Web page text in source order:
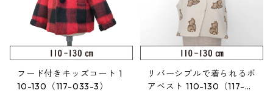
フード付きキッズコート 1
10-130（117-033-3）
リバーシブルで着られるボ
アベスト 110-130（117-0